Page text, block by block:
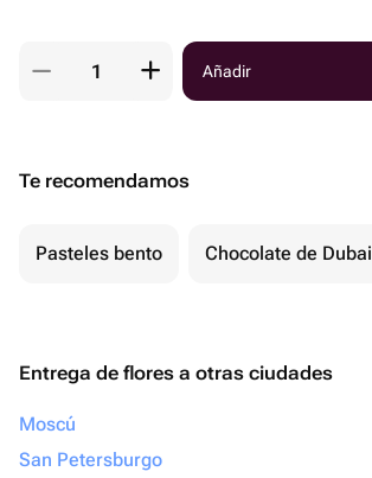
Añadir
Te recomendamos
Pasteles bento Chocolate de Dubai
Entrega de flores a otras ciudades
Moscú
San Petersburgo